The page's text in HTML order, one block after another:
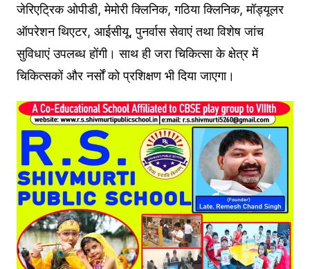
जेरिएट्रिक ओपीडी, मेमोरी क्लिनिक, गठिया क्लिनिक, मॉड्यूलर
ऑपरेशन थिएटर, आईसीयू, पुनर्वास सेवाएं तथा विशेष जांच
सुविधाएं उपलब्ध होंगी। साथ ही जरा चिकित्सा के क्षेत्र में
चिकित्सकों और नर्सों को प्रशिक्षण भी दिया जाएगा।